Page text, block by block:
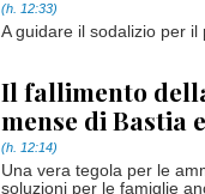
(h. 12:33)
A guidare il sodalizio per
Il fallimento
mense di Bastia
(h. 12:14)
Una vera tegola per le
soluzioni per le famiglie